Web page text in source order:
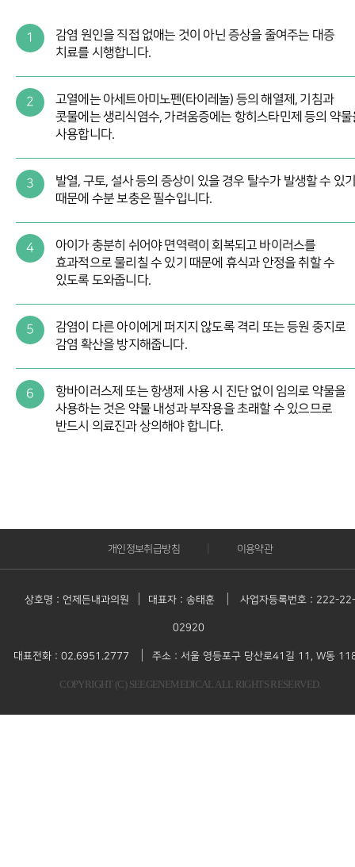
1
감염 원인을 직접 없애는 것이 아닌 증상을 줄여주는 대증
치료를 시행합니다.
2
고열에는 아세트아미노펜(타이레놀) 등의 해열제, 기침과
콧물에는 생리식염수, 가려움증에는 항히스타민제 등의 약물
사용합니다.
3
발열, 구토, 설사 등의 증상이 있을 경우 탈수가 발생할 수 있
때문에 수분 보충은 필수입니다.
4
아이가 충분히 쉬어야 면역력이 회복되고 바이러스를
효과적으로 물리칠 수 있기 때문에 휴식과 안정을 취할 수
있도록 도와줍니다.
5
감염이 다른 아이에게 퍼지지 않도록 격리 또는 등원 중지로
감염 확산을 방지해줍니다.
6
항바이러스제 또는 항생제 사용 시 진단 없이 임의로 약물을
사용하는 것은 약물 내성과 부작용을 초래할 수 있으므로
반드시 의료진과 상의해야 합니다.
개인정보취급방침 이용약관
상호명 : 언제든내과의원 대표자 : 송태훈 사업자등록번호 : 222-
02920
대표전화 : 02.6951.2777 주소 : 서울 영등포구 당산로41길 11, W동
COPYRIGHT (C) SEEGENEMEDICAL ALL RIGHTS RESERVED.